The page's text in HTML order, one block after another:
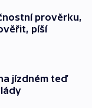
prověrku,
píší
jízdném teď